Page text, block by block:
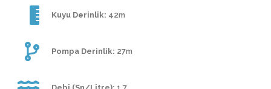
Kuyu Derinlik: 42m
Pompa Derinlik: 27m
Debi (Sn/Litre): 1,7